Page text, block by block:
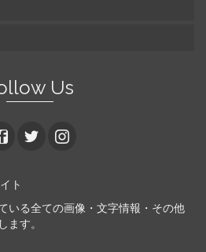
Us
ト
いる全ての画像・文字情報・その他
ます。